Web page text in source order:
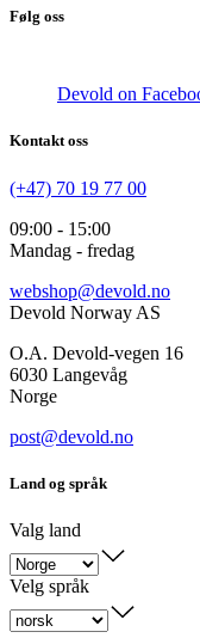
Følg oss
Devold on
Kontakt oss
(+47) 70 19 77 00
09:00 - 15:00
Mandag - fredag
webshop@devold.no
Devold Norway AS
O.A. Devold-vegen 16
6030 Langevåg
Norge
post@devold.no
Land og språk
Valg land
Velg språk